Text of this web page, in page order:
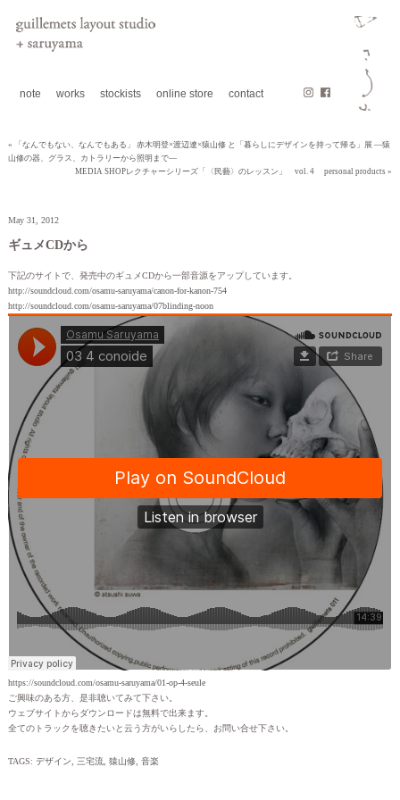
note works stockists online store contact
« 「なんでもない、なんでもある」 赤木明登×渡辺遼×猿山修 と「暮らしにデザインを持って帰る」展 —猿
山修の器、グラス、カトラリーから照明まで—
MEDIA SHOPレクチャーシリーズ「〈民藝〉のレッスン」 vol. 4 personal products »
May 31, 2012
ギュメCDから
下記のサイトで、発売中のギュメCDから一部音源をアップしています。
http://soundcloud.com/osamu-saruyama/canon-for-kanon-754
http://soundcloud.com/osamu-saruyama/07blinding-noon
https://soundcloud.com/osamu-saruyama/01-op-4-seule
ご興味のある方、是非聴いてみて下さい。
ウェブサイトからダウンロードは無料で出来ます。
全てのトラックを聴きたいと云う方がいらしたら、お問い合せ下さい。
TAGS: デザイン 三宅流 猿山修 音楽